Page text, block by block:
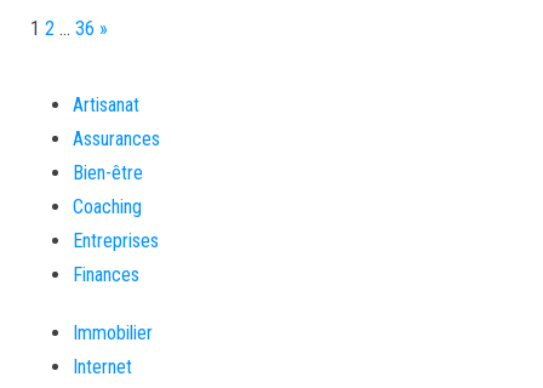
Page:
1 2 … 36 Next
»
Artisanat
Assurances
Bien-être
Coaching
Entreprises
Finances
Immobilier
Internet